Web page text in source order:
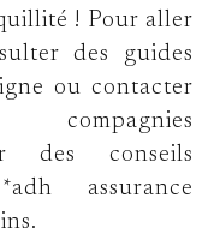
! Pour aller
des guides
ou contacter
compagnies
des conseils
assurance